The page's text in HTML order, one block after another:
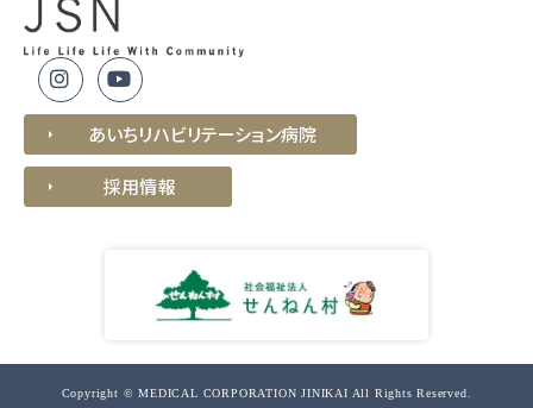
あいちリハビリテーション病院
採用情報
Copyright © MEDICAL CORPORATION JINIKAI All Rights Reserved.